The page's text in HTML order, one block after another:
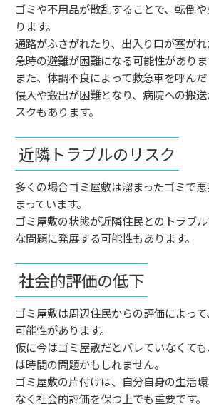
ゴミや不用品が散乱することで、転倒
ります。
通路がふさがれたり、出入り口が塞が
急時の避難が困難になる可能性がありま
また、体調不良によって救急車を呼ん
侵入や搬出が困難となり、病院への搬
スクもあります。
近隣トラブルのリスク
多くの場合ゴミ屋敷は溜まったゴミで
まっています。
ゴミ屋敷の状態が近隣住民とのトラブ
な問題に発展する可能性もあります。
社会的評価の低下
ゴミ屋敷は周辺住民からの評価によっ
可能性があります。
仮に今はゴミ屋敷だとバレていなくて
は時間の問題かもしれません。
ゴミ屋敷の片付けは、自分自身の生活
なく社会的評価を保つ上でも重要です。